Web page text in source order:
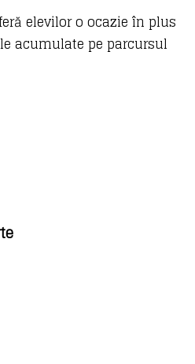
elevilor o ocazie în plus
acumulate pe parcursul